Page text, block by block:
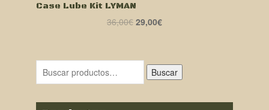
Case Lube Kit LYMAN
36,00€ El
era:
36,00€.
29,00€El
es:
29,00€.
Buscar